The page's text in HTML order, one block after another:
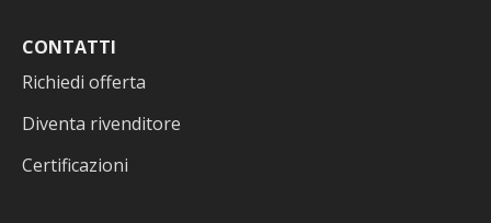
CONTATTI
Richiedi offerta
Diventa rivenditore
Certificazioni